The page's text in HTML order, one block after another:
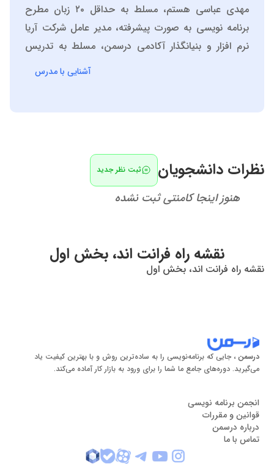
مهدی عباسی هستم، مسلط به حداقل ۲۰ زبان مطرح
برنامه نویسی به صورت پیشرفته، مدیر عامل شرکت آریا
نرم افزار و بنیانگذار آکادمی درسمن، مسلط به تدریس
دروس تخصصی کاردانی و کارشناسی کامپیوتر، پایگاه داده
آشنایی با مدرس
نظرات دانشجویان ثبت نظر جدید
هنوز اینجا کامنتی ثبت نشده
نقشه راه فرانت اند، بخش اول
نقشه راه فرانت اند، بخش اول
درسمن ، جایی که برنامه‌نویسی را به ساده‌ترین روش و با بهترین کیفیت یاد
می‌گیرید. دوره‌های جامع ما شما را برای ورود به بازار کار آماده می‌کند.
انجمن برنامه نویسی
قوانین و مقررات
درباره درسمن
تماس با ما